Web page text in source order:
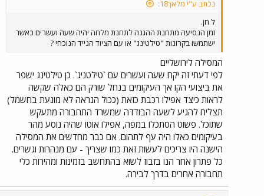
המועדף לירושלים (כמו שהיתה, בפעם האחרונה, בתחילת המאה
ה-20...). בכל מקרה, כל מי שמעונייןם לעקוב ולשמוע עוד קצת נתונים,
וגם לראות תמונות נהדרות של איך התחנה הישנה היתה אמורה
להיראות מוזמן להכנס לאתר ´חדשות הרכבת´ שכתובתו מצורפת להלן.
נכתב ע"י מלאך18:
ל חן.
זמן הנסיעה מתחנת ההגנה לתחנת מלחה יהיה שעה ועשרים כאשר
ישתמשו בקרונות "טילטינג" או עם הציוד הנייד הנוכחי ?
המסילה לירושליים
לפי דעתי זה יקח שעה ועשרים עם `טילטניג`. כן טילטינג ישפר
את ביצועי הקו אך העיקומים בנחל שורק הם כאלה שקשה
לראות כיצד אפילו רכבת כזאת (ככול הנראה לא מונעת בחשמל)
תצליח להגיע לשעה הבודדה שמשרד התחבורה מתעקש
שתוכל. פשוט הסתכלו במפה, אפילו אוטו שהיה נוסע מהר
בעיקומים כאלו היה עף לתהום. אם כבר מחדשים את המסילה
הישנה היו צריכים לעשות זאת כמו שצריך - עם מנהרות וגשרים.
כל פתרון אחר הנו בזבוז לשוא בהתחשב בזמינות ומהירות כלי
תחבורה אחרים בדרך לבירה.